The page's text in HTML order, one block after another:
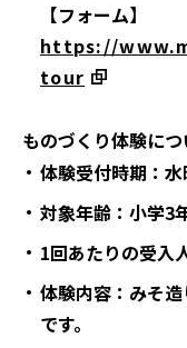
【フォーム】
https://
tour
ものづくり体験につ
体験受付時期：
対象年齢：小学3
1回あたりの受入
体験内容：みそ
です。